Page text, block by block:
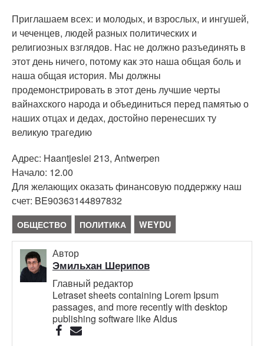
Приглашаем всех: и молодых, и взрослых, и ингушей,
и чеченцев, людей разных политических и
религиозных взглядов. Нас не должно разъединять в
этот день ничего, потому как это наша общая боль и
наша общая история. Мы должны
продемонстрировать в этот день лучшие черты
вайнахского народа и объединиться перед памятью о
наших отцах и дедах, достойно перенесших ту
великую трагедию
Адрес: Haantjeslei 213, Antwerpen
Начало: 12.00
Для желающих оказать финансовую поддержку наш
счет: BE90363144897832
ОБЩЕСТВО ПОЛИТИКА WEYDU
Автор
Эмильхан Шерипов
Главный редактор
Letraset sheets containing Lorem Ipsum
passages, and more recently with desktop
publishing software like Aldus